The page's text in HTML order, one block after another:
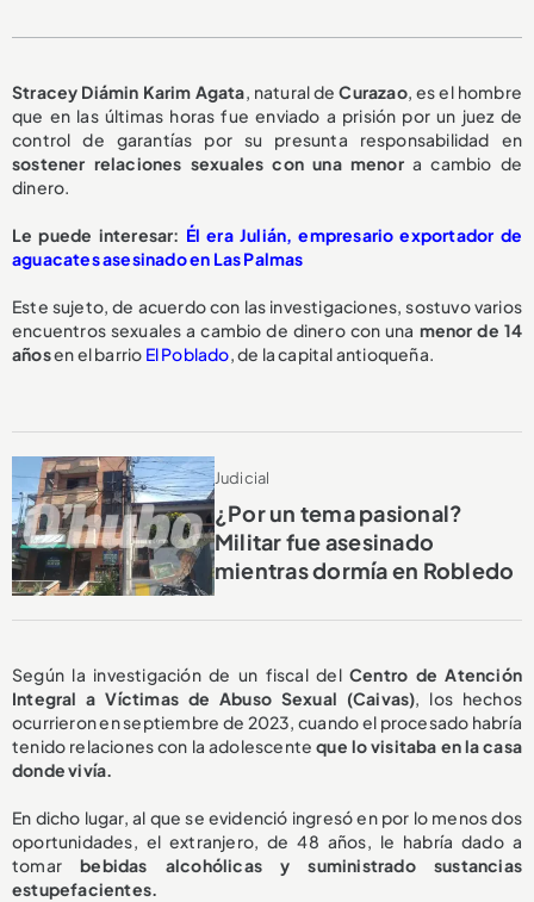
Stracey Diámin Karim Agata, natural deCurazao, es el hombre
que en las últimas horas fue enviado a prisión por un juez de
control de garantías por su presunta responsabilidad en
sostener relaciones sexuales con una menora cambio de
dinero.
Le puede interesar: Él era Julián, empresario exportador de
aguacates asesinado en Las Palmas
Este sujeto, de acuerdo con las investigaciones, sostuvo varios
encuentros sexuales a cambio de dinero con una menor de 14
añosen el barrio El Poblado, de la capital antioqueña.
Judicial
¿Por un tema pasional?
Militar fue asesinado
mientras dormía en Robledo
Según la investigación de un fiscal delCentro de Atención
Integral a Víctimas de Abuso Sexual (Caivas), los hechos
ocurrieron en septiembre de 2023, cuando el procesado habría
tenido relaciones con la adolescenteque lo visitaba en la casa
donde vivía.
En dicho lugar, al que se evidenció ingresó en por lo menos dos
oportunidades, el extranjero, de 48 años, le habría dado a
tomarbebidas alcohólicas y suministrado sustancias
estupefacientes.